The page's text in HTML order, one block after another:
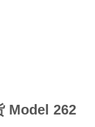
Model 262